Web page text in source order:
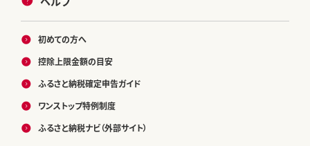
初めての方へ
控除上限金額の目安
ふるさと納税確定申告ガイド
ワンストップ特例制度
ふるさと納税ナビ（外部サイト）